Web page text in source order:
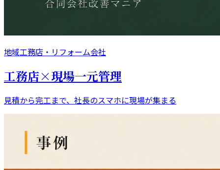
地域工務店・リフォーム会社
工務店×現場一元管理
見積から完工まで、社長のスマホに現場が集まる